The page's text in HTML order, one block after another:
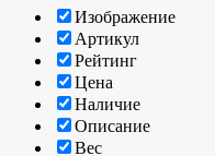
Изображение
Артикул
Рейтинг
Цена
Наличие
Описание
Вес